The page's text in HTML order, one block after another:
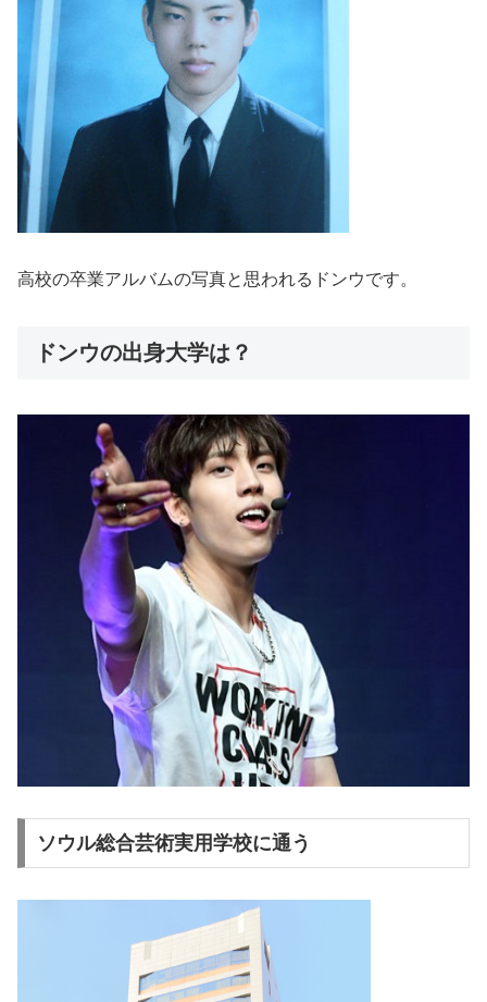
高校の卒業アルバムの写真と思われるドンウです。
ドンウの出身大学は？
ソウル総合芸術実用学校に通う